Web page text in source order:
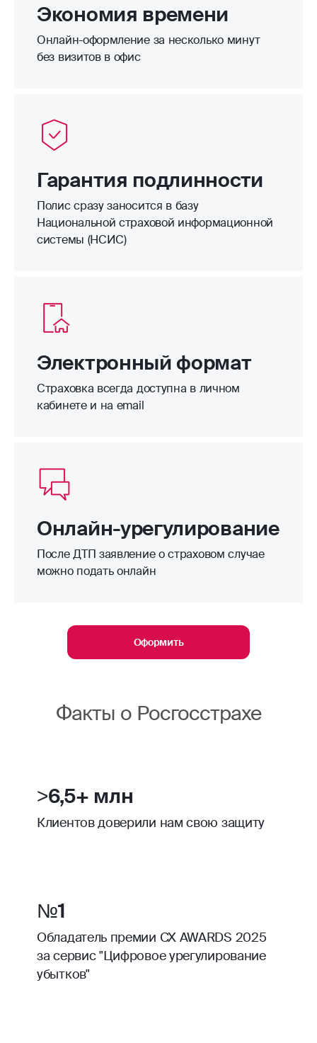
Экономия времени
Онлайн-оформление за несколько минут
без визитов в офис
Гарантия подлинности
Полис сразу заносится в базу
Национальной страховой информационной
системы (НСИС)
Электронный формат
Страховка всегда доступна в личном
кабинете и на email
Онлайн-урегулирование
После ДТП заявление о страховом случае
можно подать онлайн
Оформить
Факты о Росгосстрахе
>6,5+ млн
Клиентов доверили нам свою защиту
№1
Обладатель премии CX AWARDS 2025
за сервис "Цифровое урегулирование
убытков"